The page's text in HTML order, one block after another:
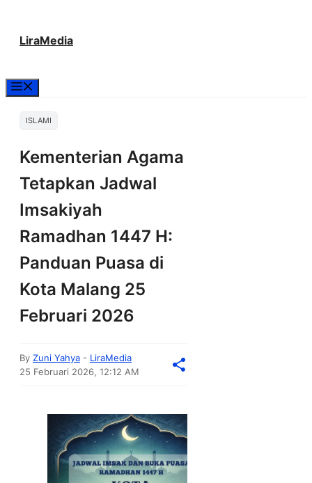
LiraMedia
ISLAMI
Kementerian Agama
Tetapkan Jadwal
Imsakiyah
Ramadhan 1447 H:
Panduan Puasa di
Kota Malang 25
Februari 2026
By Zuni Yahya - LiraMedia
25 Februari 2026, 12:12 AM